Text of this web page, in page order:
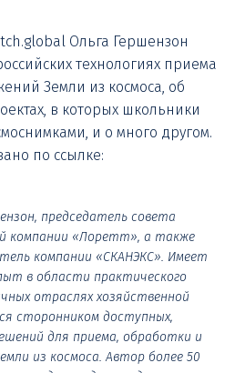
Ольга Гершензон
технологиях приема
Земли из космоса, об
в которых школьники
и о много другом.
по ссылке:
председатель совета
компании «Лоретт», а также
компании «СКАНЭКС». Имеет
в области практического
отраслях хозяйственной
сторонником доступных,
для приема, обработки и
из космоса. Автор более 50